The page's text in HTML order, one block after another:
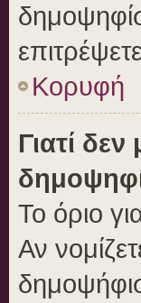
Κορυφή
Γιατί
Το όριο
Αν